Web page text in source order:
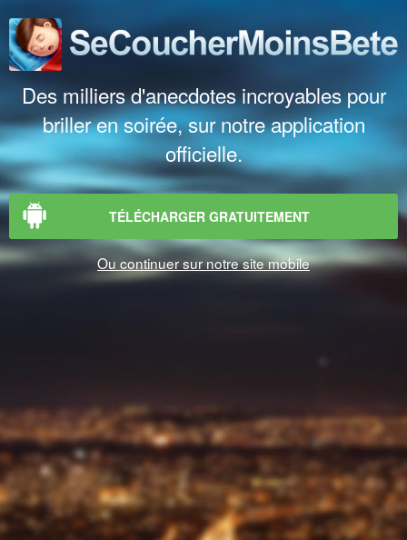
Des milliers d'anecdotes incroyables pour
briller en soirée, sur notre application
officielle.
TÉLÉCHARGER GRATUITEMENT
Ou continuer sur notre site mobile